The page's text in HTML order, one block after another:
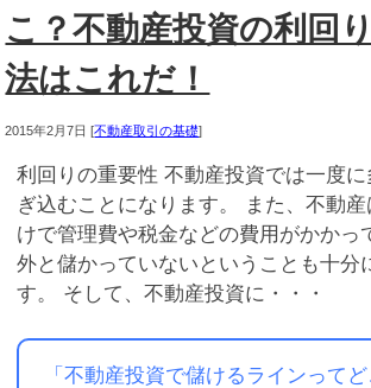
こ？不動産投資の利回
法はこれだ！
2015年2月7日 [不動産取引の基礎]
利回りの重要性 不動産投資では一度
ぎ込むことになります。 また、不動
けで管理費や税金などの費用がかかっ
外と儲かっていないということも十分
す。 そして、不動産投資に・・・
「不動産投資で儲けるラインって